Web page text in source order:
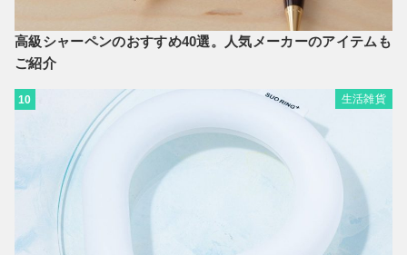
高級シャーペンのおすすめ40選。人気メーカーのアイテムも
ご紹介
10 生活雑貨